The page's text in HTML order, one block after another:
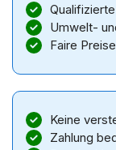
Umwelt-
Faire
Keine
Zahlung